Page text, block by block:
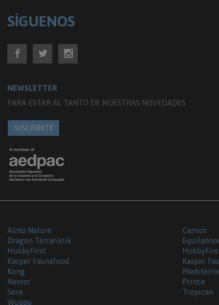
SÍGUENOS
NEWSLETTER
PARA ESTAR AL TANTO DE NUESTRAS NOVEDADES
SUSCRÍBETE
Almo Nature Camon
Dragon Terraristik
HobbyFirst
Kasper Faunafood
Kasper
Kong
Nestor
Prince
Sera
Tropican
Wuapu